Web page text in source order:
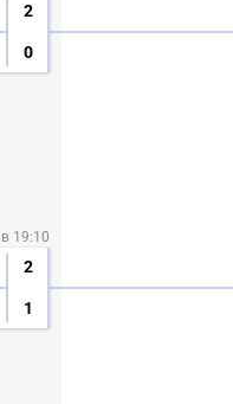
2
0
19:10
2
1